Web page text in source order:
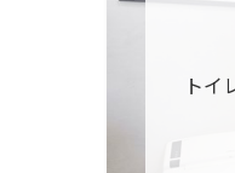
トイ